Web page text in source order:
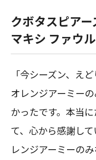
クボタスピア
マキシ ファウ
「今シーズン、え
オレンジアーミー
かったです。本当
て、心から感謝し
レンジアーミーの